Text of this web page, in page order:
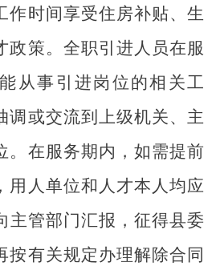
作时间享受住房补贴、生
政策。全职引进人员在服
从事引进岗位的相关工
调或交流到上级机关、主
。在服务期内，如需提前
用人单位和人才本人均应
主管部门汇报，征得县委
按有关规定办理解除合同